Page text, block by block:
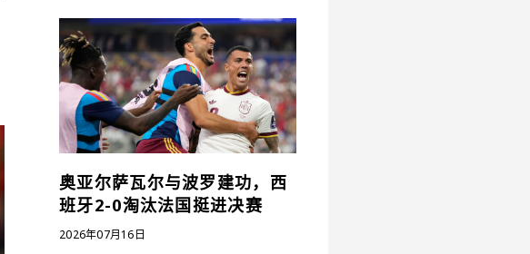
奥亚尔萨瓦尔与波罗建功，西
班牙2-0淘汰法国挺进决赛
2026年07月16日